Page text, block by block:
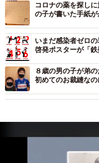
コロナの薬を探し
の子が書いた手紙
いまだ感染者ゼロ
啓発ポスターが「
８歳の男の子が弟
初めてのお裁縫な